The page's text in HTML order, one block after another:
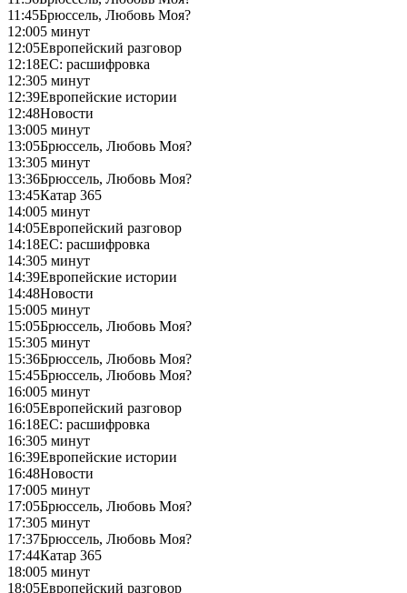
11:45Брюссель, Любовь Моя?
12:005 минут
12:05Европейский разговор
12:18ЕС: расшифровка
12:305 минут
12:39Европейские истории
12:48Новости
13:005 минут
13:05Брюссель, Любовь Моя?
13:305 минут
13:36Брюссель, Любовь Моя?
13:45Катар 365
14:005 минут
14:05Европейский разговор
14:18ЕС: расшифровка
14:305 минут
14:39Европейские истории
14:48Новости
15:005 минут
15:05Брюссель, Любовь Моя?
15:305 минут
15:36Брюссель, Любовь Моя?
15:45Брюссель, Любовь Моя?
16:005 минут
16:05Европейский разговор
16:18ЕС: расшифровка
16:305 минут
16:39Европейские истории
16:48Новости
17:005 минут
17:05Брюссель, Любовь Моя?
17:305 минут
17:37Брюссель, Любовь Моя?
17:44Катар 365
18:005 минут
18:05Европейский разговор